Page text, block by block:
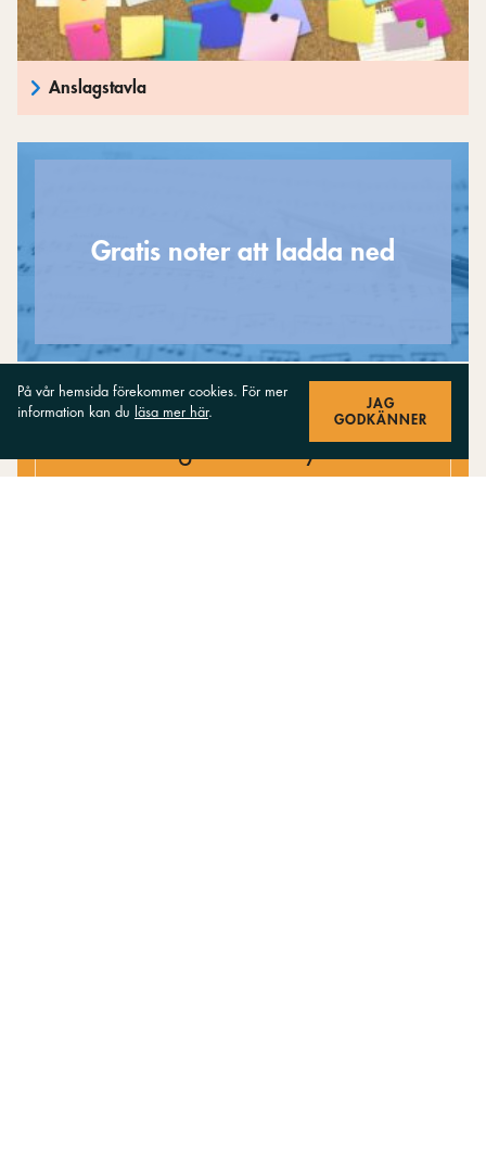
Anslagstavla
Gratis noter att ladda ned
Anmäl dig till vårt nyhetsbrev
På vår hemsida förekommer cookies. För mer
information kan du
läsa mer här.
JAG
GODKÄNNER